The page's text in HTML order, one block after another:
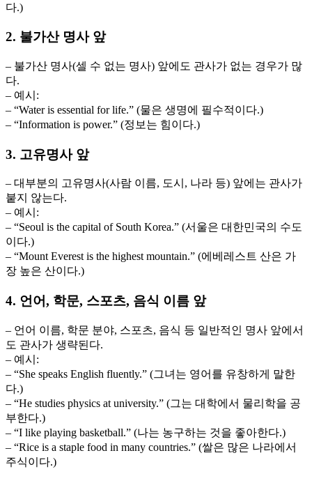
다.)
2. 불가산 명사 앞
– 불가산 명사(셀 수 없는 명사) 앞에도 관사가 없는 경우가 많
다.
– 예시:
– “Water is essential for life.” (물은 생명에 필수적이다.)
– “Information is power.” (정보는 힘이다.)
3. 고유명사 앞
– 대부분의 고유명사(사람 이름, 도시, 나라 등) 앞에는 관사가
붙지 않는다.
– 예시:
– “Seoul is the capital of South Korea.” (서울은 대한민국의 수도
이다.)
– “Mount Everest is the highest mountain.” (에베레스트 산은 가
장 높은 산이다.)
4. 언어, 학문, 스포츠, 음식 이름 앞
– 언어 이름, 학문 분야, 스포츠, 음식 등 일반적인 명사 앞에서
도 관사가 생략된다.
– 예시:
– “She speaks English fluently.” (그녀는 영어를 유창하게 말한
다.)
– “He studies physics at university.” (그는 대학에서 물리학을 공
부한다.)
– “I like playing basketball.” (나는 농구하는 것을 좋아한다.)
– “Rice is a staple food in many countries.” (쌀은 많은 나라에서
주식이다.)